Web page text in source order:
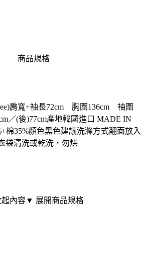
商品規格
肩寬+袖長72cm 胸圍136cm 袖圍
／(後)77cm產地韓國進口 MADE IN
棉35%顏色黑色建議洗滌方式翻面放入
袋清洗或乾洗，勿烘
內容▼ 展開商品規格